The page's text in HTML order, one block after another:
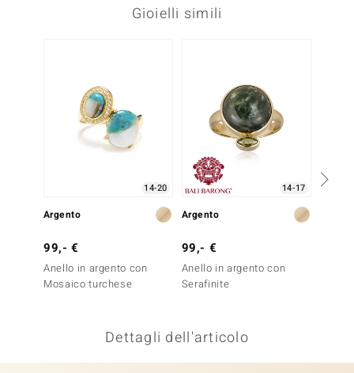
Collection
Gioielli simili
14-20
Argento
99,- €
Anello in argento con
Mosaico turchese
14-17
Argento
99,- €
Anello in argento con
Serafinite
Dettagli dell'articolo